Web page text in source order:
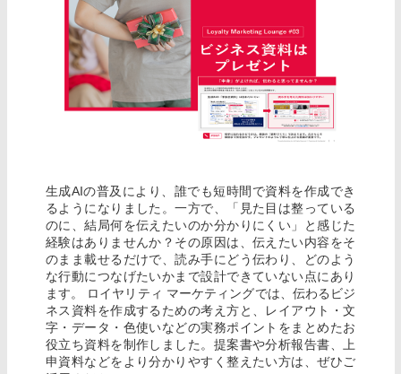
生成AIの普及により、誰でも短時間で資料を作成でき
るようになりました。一方で、「見た目は整っている
のに、結局何を伝えたいのか分かりにくい」と感じた
経験はありませんか？その原因は、伝えたい内容をそ
のまま載せるだけで、読み手にどう伝わり、どのよう
な行動につなげたいかまで設計できていない点にあり
ます。 ロイヤリティ マーケティングでは、伝わるビジ
ネス資料を作成するための考え方と、レイアウト・文
字・データ・色使いなどの実務ポイントをまとめたお
役立ち資料を制作しました。提案書や分析報告書、上
申資料などをより分かりやすく整えたい方は、ぜひご